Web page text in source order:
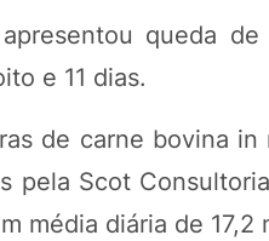
queda
e 11 dias.
de carne bovina
pela Scot
média diária de 17,2